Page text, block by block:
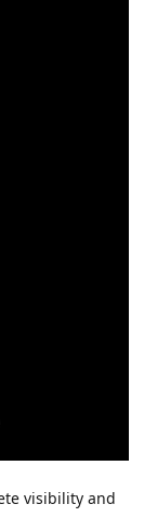
visibility and